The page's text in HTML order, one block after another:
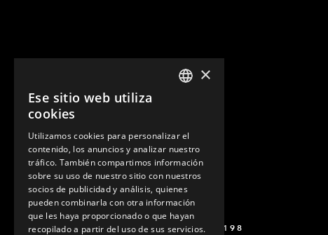
+52 449 138 9198
×
Ese sitio web utiliza
cookies
Utilizamos cookies para personalizar el
contenido, los anuncios y analizar nuestro
tráfico. También compartimos información
sobre su uso de nuestro sitio con nuestros
socios de publicidad y análisis, quienes
pueden combinarla con otra información
que les haya proporcionado o que hayan
recopilado a partir del uso de sus servicios.